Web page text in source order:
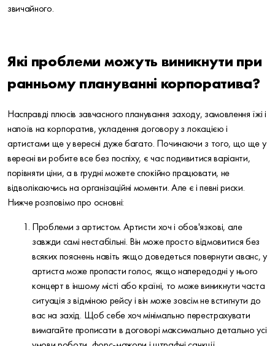
звичайного.
Які проблеми можуть виникнути при
ранньому плануванні корпоратива?
Насправді плюсів завчасного планування заходу, замовлення їжі і
напоїв на корпоратив, укладення договору з локацією і
артистами ще у вересні дуже багато. Починаючи з того, що ще у
вересні ви робите все без поспіху, є час подивитися варіанти,
порівняти ціни, а в грудні можете спокійно працювати, не
відволікаючись на організаційні моменти. Але є і певні риски.
Нижче розповімо про основні:
Проблеми з артистом. Артисти хоч і обов'язкові, але
завжди самі нестабільні. Він може просто відмовитися без
всяких пояснень навіть якщо доведеться повернути аванс, у
артиста може пропасти голос, якщо напередодні у нього
концерт в іншому місті або країні, то може виникнути часта
ситуація з відміною рейсу і він може зовсім не встигнути до
вас на захід. Щоб себе хоч мінімально перестрахувати
вимагайте прописати в договорі максимально детально усі